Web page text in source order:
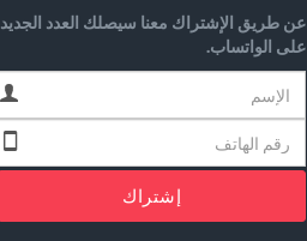
عن طريق الإشتراك معنا سيصلك العدد الجديد
على الواتساب.
إشتراك